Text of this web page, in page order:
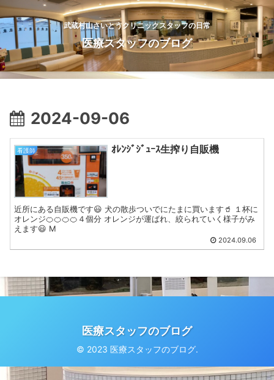
武蔵村山さいとうクリニックスタッフの日常
医療スタッフのブログ
2024-09-06
看護師 ｵﾚﾝｼﾞｼﾞｭｰｽ生搾り自販機
近所にある自販機です😃 犬の散歩ついでにたまに買います🥤 １杯に
オレンジ🍊🍊🍊🍊４個分 オレンジが運ばれ、絞られていく様子がみ
えます😃 M
2024.09.06
医療スタッフのブログ
© 2023 医療スタッフのブログ.